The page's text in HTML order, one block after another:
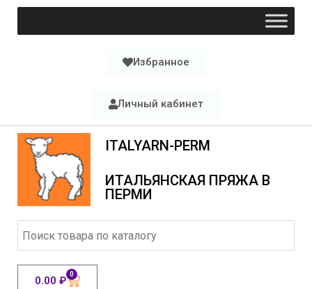
Избранное
Личный кабинет
ITALYARN-PERM
ИТАЛЬЯНСКАЯ ПРЯЖА В
ПЕРМИ
0.00 ₽ 0